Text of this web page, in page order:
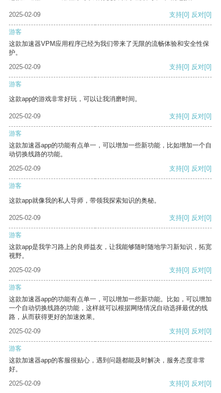
2025-02-09 支持[0] 反对[0]
游客
这款加速器VPM应用程序已经为我们带来了无限的流畅体验和安全性保
护。
2025-02-09
支持[0] 反对[0]
游客
这款app的游戏非常好玩，可以让我消磨时间。
2025-02-09 支持[0] 反对[0]
游客
这款加速器app的功能有点单一，可以增加一些新功能，比如增加一个自
动切换线路的功能。
2025-02-09
支持[0] 反对[0]
游客
这款app就像我的私人导师，带领我探索知识的奥秘。
2025-02-09 支持[0] 反对[0]
游客
这款app是我学习路上的良师益友，让我能够随时随地学习新知识，拓宽
视野。
2025-02-09
支持[0] 反对[0]
游客
这款加速器app的功能有点单一，可以增加一些新功能。比如，可以增加
一个自动切换线路的功能，这样就可以根据网络情况自动选择最优的线
路，从而获得更好的加速效果。
2025-02-09
支持[0] 反对[0]
游客
这款加速器app的客服很贴心，遇到问题都能及时解决，服务态度非常
好。
2025-02-09
支持[0] 反对[0]